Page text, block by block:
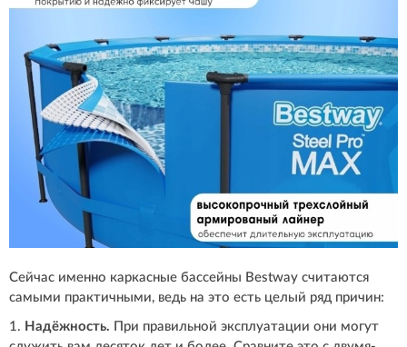
Сейчас именно каркасные бассейны Bestway считаются
самыми практичными, ведь на это есть целый ряд причин:
1. Надёжность. При правильной эксплуатации они могут